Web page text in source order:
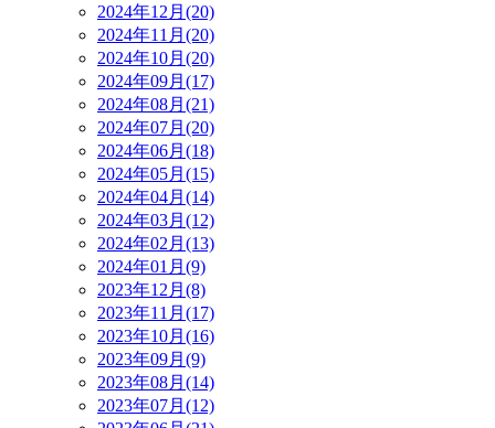
2024年12月(20)
2024年11月(20)
2024年10月(20)
2024年09月(17)
2024年08月(21)
2024年07月(20)
2024年06月(18)
2024年05月(15)
2024年04月(14)
2024年03月(12)
2024年02月(13)
2024年01月(9)
2023年12月(8)
2023年11月(17)
2023年10月(16)
2023年09月(9)
2023年08月(14)
2023年07月(12)